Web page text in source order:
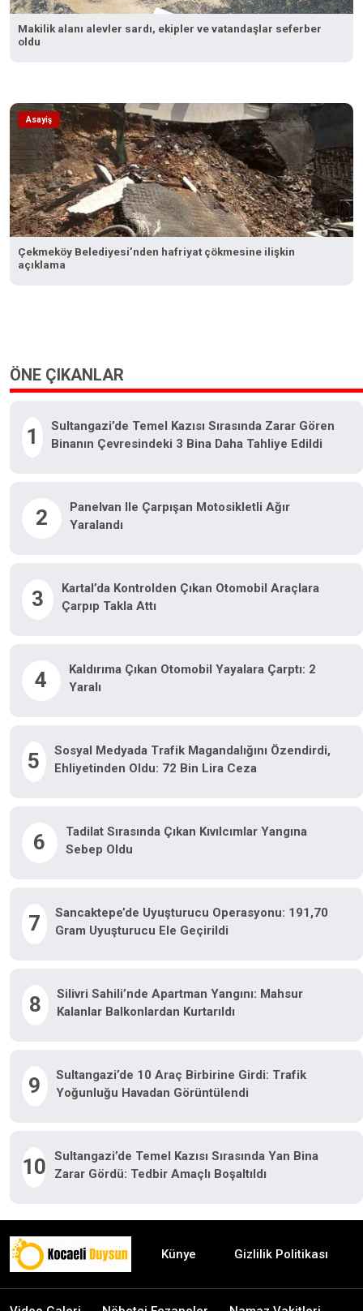
Makilik alanı alevler sardı, ekipler ve vatandaşlar seferber
oldu
Asayiş
Çekmeköy Belediyesi’nden hafriyat çökmesine ilişkin
açıklama
ÖNE ÇIKANLAR
1
Sultangazi’de Temel Kazısı Sırasında Zarar Gören
Binanın Çevresindeki 3 Bina Daha Tahliye Edildi
2
Panelvan Ile Çarpışan Motosikletli Ağır
Yaralandı
3
Kartal’da Kontrolden Çıkan Otomobil Araçlara
Çarpıp Takla Attı
4
Kaldırıma Çıkan Otomobil Yayalara Çarptı: 2
Yaralı
5
Sosyal Medyada Trafik Magandalığını Özendirdi,
Ehliyetinden Oldu: 72 Bin Lira Ceza
6
Tadilat Sırasında Çıkan Kıvılcımlar Yangına
Sebep Oldu
7
Sancaktepe’de Uyuşturucu Operasyonu: 191,70
Gram Uyuşturucu Ele Geçirildi
8
Silivri Sahili’nde Apartman Yangını: Mahsur
Kalanlar Balkonlardan Kurtarıldı
9
Sultangazi’de 10 Araç Birbirine Girdi: Trafik
Yoğunluğu Havadan Görüntülendi
10
Sultangazi’de Temel Kazısı Sırasında Yan Bina
Zarar Gördü: Tedbir Amaçlı Boşaltıldı
Künye Gizlilik Politikası